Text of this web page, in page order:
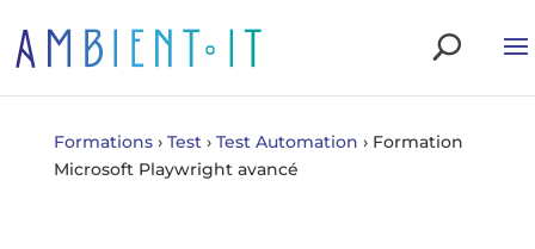
Formations › Test › Test Automation › Formation
Microsoft Playwright avancé